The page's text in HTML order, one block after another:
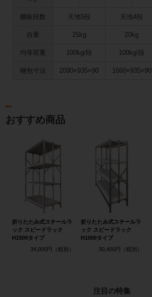
棚板段数 天地5段 天地4段
自重 25kg 20kg
均等荷重 100kg/段 100kg/段
梱包寸法 2090×935×90 1660×935×90
おすすめ商品
折りたたみ式スチールラ
ック スピードラック
H1500タイプ
34,000円
折りたたみ式スチールラ
ック スピードラック
H1000タイプ
30,400円
注目の特集